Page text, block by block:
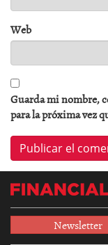
Web
Guarda mi nombre,
para la próxima vez
Newsletter